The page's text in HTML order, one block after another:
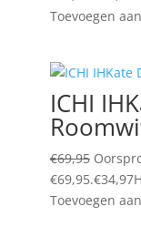
Toevoegen
ICHI
€69,95
€69,95.€34,97
Toevoegen